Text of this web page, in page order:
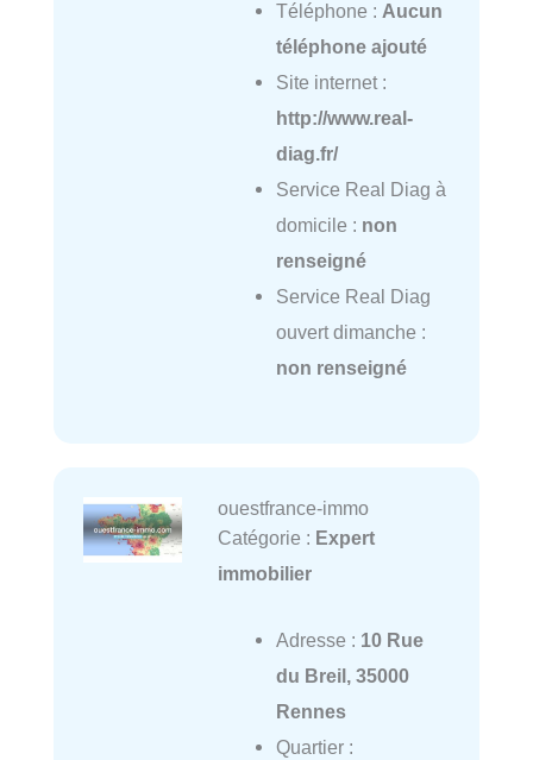
Téléphone : Aucun
téléphone ajouté
Site internet :
http://www.real-
diag.fr/
Service Real Diag à
domicile : non
renseigné
Service Real Diag
ouvert dimanche :
non renseigné
ouestfrance-immo
Catégorie : Expert
immobilier
Adresse : 10 Rue
du Breil, 35000
Rennes
Quartier :